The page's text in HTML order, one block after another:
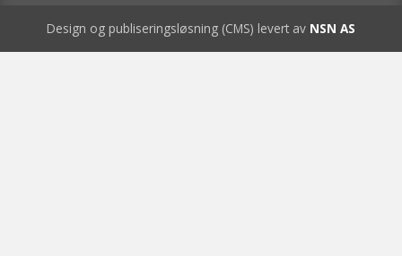
Design og publiseringsløsning (CMS) levert av NSN AS